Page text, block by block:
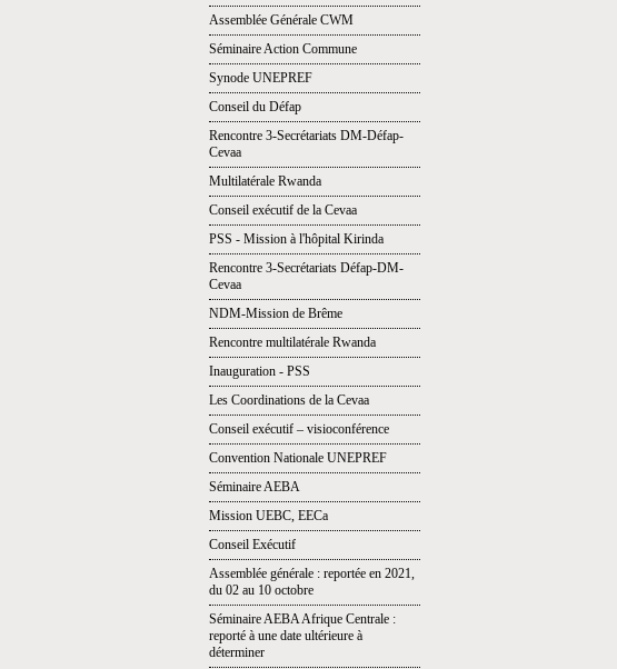
Assemblée Générale CWM
Séminaire Action Commune
Synode UNEPREF
Conseil du Défap
Rencontre 3-Secrétariats DM-Défap-
Cevaa
Multilatérale Rwanda
Conseil exécutif de la Cevaa
PSS - Mission à l'hôpital Kirinda
Rencontre 3-Secrétariats Défap-DM-
Cevaa
NDM-Mission de Brême
Rencontre multilatérale Rwanda
Inauguration - PSS
Les Coordinations de la Cevaa
Conseil exécutif – visioconférence
Convention Nationale UNEPREF
Séminaire AEBA
Mission UEBC, EECa
Conseil Exécutif
Assemblée générale : reportée en 2021,
du 02 au 10 octobre
Séminaire AEBA Afrique Centrale :
reporté à une date ultérieure à
déterminer